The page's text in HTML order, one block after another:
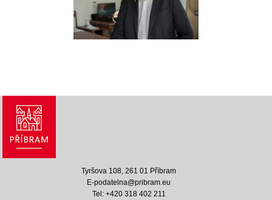
Tyršova 108, 261 01 Příbram
E-podatelna@pribram.eu
Tel: +420 318 402 211